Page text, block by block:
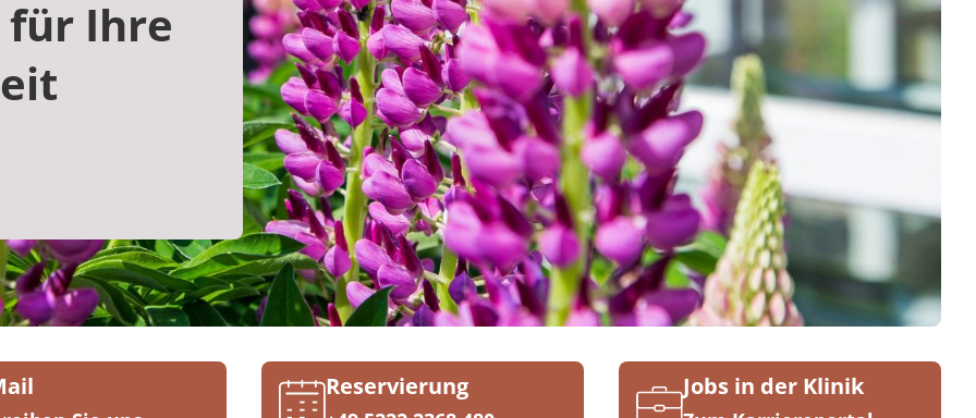
für Ihre
Reservierung Jobs in der Klinik